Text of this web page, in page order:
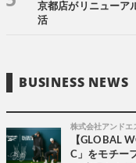
京都店がリニューア
活
BUSINESS NEWS
株式会社アンドエ
【GLOBAL
C」をモチー